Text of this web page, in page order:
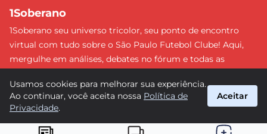
1Soberano
1Soberano seu universo tricolor, seu ponto de encontro
virtual com tudo sobre o São Paulo Futebol Clube! Aqui,
mergulhe em análises, debates no fórum e todas as
detalhe e faça parte dessa comunidade apaixonada pelo
tricolor paulista. #SPFC #SãoPaulo #1Soberano
Usamos cookies para melhorar sua experiência.
Ao continuar, você aceita nossa Política de
Privacidade.
Aceitar